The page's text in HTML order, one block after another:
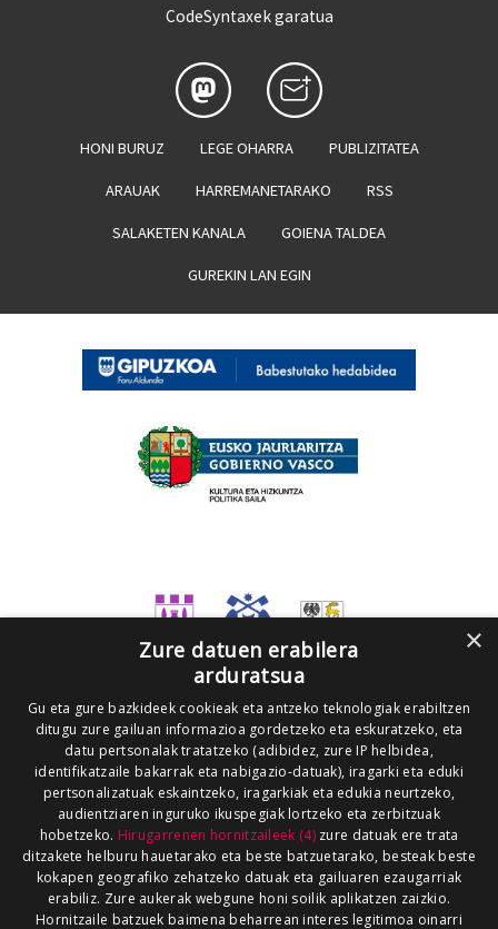
CodeSyntaxek garatua
HONI BURUZ LEGE OHARRA PUBLIZITATEA
ARAUAK HARREMANETARAKO RSS
SALAKETEN KANALA GOIENA TALDEA
GUREKIN LAN EGIN
×
Zure datuen erabilera
arduratsua
Gu eta gure bazkideek cookieak eta antzeko teknologiak erabiltzen
ditugu zure gailuan informazioa gordetzeko eta eskuratzeko, eta
datu pertsonalak tratatzeko (adibidez, zure IP helbidea,
identifikatzaile bakarrak eta nabigazio-datuak), iragarki eta eduki
pertsonalizatuak eskaintzeko, iragarkiak eta edukia neurtzeko,
audientziaren inguruko ikuspegiak lortzeko eta zerbitzuak
hobetzeko. Hirugarrenen hornitzaileek (4)zure datuak ere trata
ditzakete helburu hauetarako eta beste batzuetarako, besteak beste
kokapen geografiko zehatzeko datuak eta gailuaren ezaugarriak
erabiliz. Zure aukerak webgune honi soilik aplikatzen zaizkio.
Hornitzaile batzuek baimena beharrean interes legitimoa oinarri